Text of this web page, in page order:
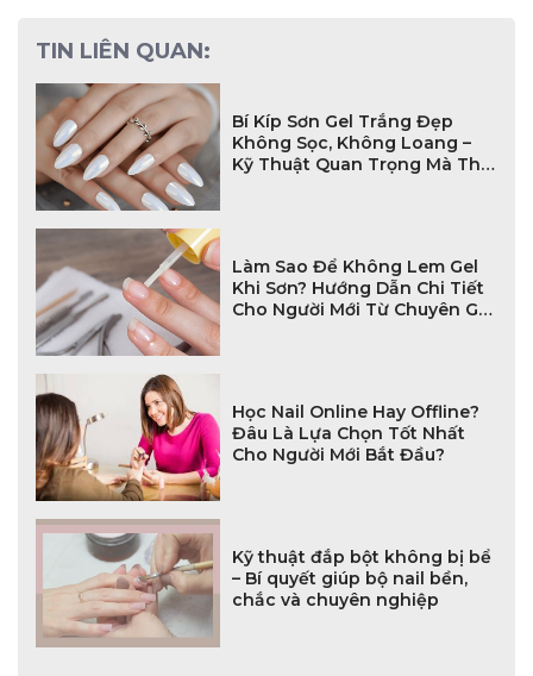
TIN LIÊN QUAN:
Bí Kíp Sơn Gel Trắng Đẹp
Không Sọc, Không Loang –
Kỹ Thuật Quan Trọng Mà Thợ
Làm Sao Để Không Lem Gel
Khi Sơn? Hướng Dẫn Chi Tiết
Cho Người Mới Từ Chuyên Gia
Học Nail Online Hay Offline?
Đâu Là Lựa Chọn Tốt Nhất
Cho Người Mới Bắt Đầu?
Kỹ thuật đắp bột không bị bể
– Bí quyết giúp bộ nail bền,
chắc và chuyên nghiệp